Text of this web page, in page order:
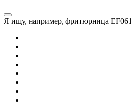
Я ищу, например, фритюрница EF061